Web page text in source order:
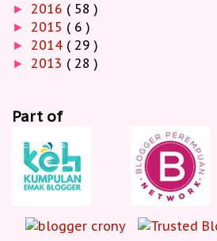
► 2016 ( 58 )
► 2015 ( 6 )
► 2014 ( 29 )
► 2013 ( 28 )
Part of